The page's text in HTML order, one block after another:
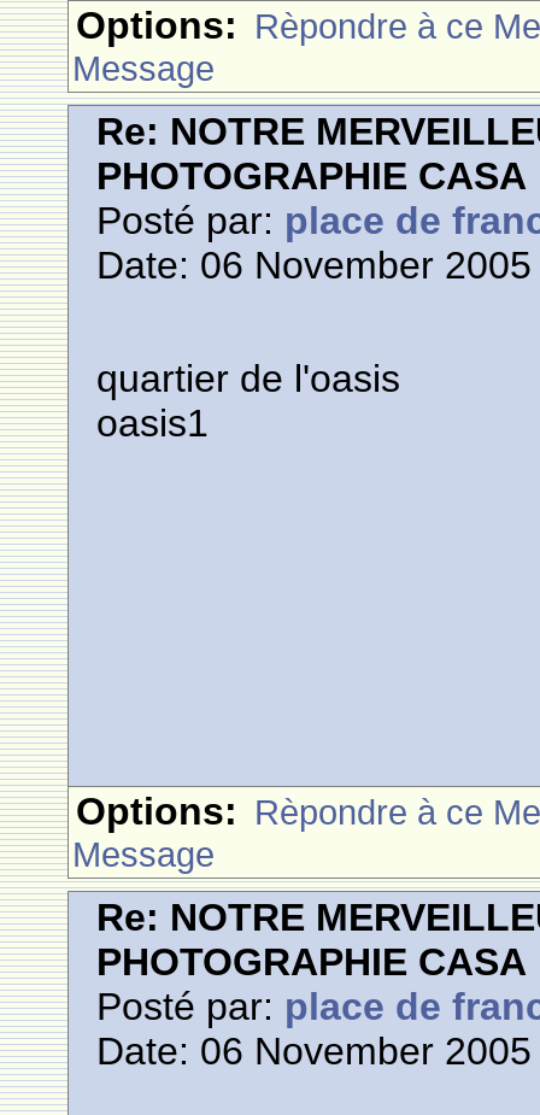
Options: Rèpondre à ce
Message
Re: NOTRE
PHOTOGRAPHIE CASA
Posté par: place de
Date: 06 November
quartier de l'oasis
oasis1
Options: Rèpondre à ce
Message
Re: NOTRE
PHOTOGRAPHIE CASA
Posté par: place de
Date: 06 November